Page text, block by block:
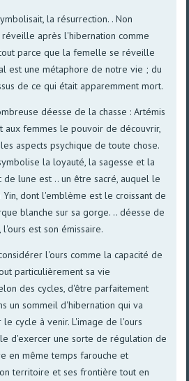
la résurrection. . Non
après l'hibernation comme
parce que la femelle se réveille
est une métaphore de notre vie ; du
de ce qui était apparemment mort.
déesse de la chasse : Artémis
aux femmes le pouvoir de découvrir,
aspects psychique de toute chose.
la loyauté, la sagesse et la
de lune est .. un être sacré, auquel le
dont l'emblème est le croissant de
blanche sur sa gorge. .. déesse de
est son émissaire.
l'ours comme la capacité de
particulièrement sa vie
des cycles, d'être parfaitement
un sommeil d'hibernation qui va
cycle à venir. L'image de l'ours
d'exercer une sorte de régulation de
en même temps farouche et
territoire et ses frontière tout en